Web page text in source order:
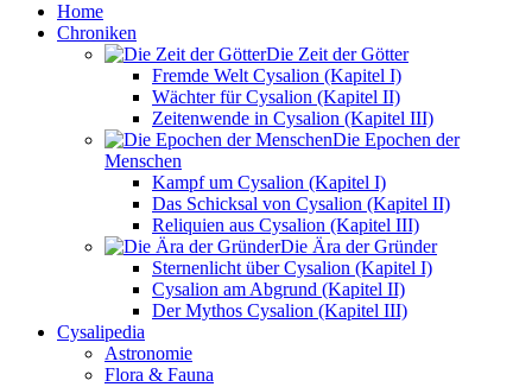
Home
Chroniken
Die Zeit der Götter
Fremde Welt Cysalion (Kapitel I)
Wächter für Cysalion (Kapitel II)
Zeitenwende in Cysalion (Kapitel III)
Die Epochen der
Menschen
Kampf um Cysalion (Kapitel I)
Das Schicksal von Cysalion (Kapitel II)
Reliquien aus Cysalion (Kapitel III)
Die Ära der Gründer
Sternenlicht über Cysalion (Kapitel I)
Cysalion am Abgrund (Kapitel II)
Der Mythos Cysalion (Kapitel III)
Cysalipedia
Astronomie
Flora & Fauna